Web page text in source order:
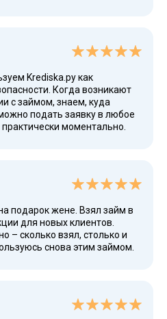
Krediska.ру как
Когда возникают
с займом, знаем, куда
подать заявку в любое
моментально.
подарок жене. Взял займ в
для новых клиентов.
– сколько взял, столько и
снова этим займом.